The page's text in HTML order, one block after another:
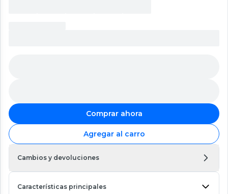
Comprar ahora
Agregar al carro
Cambios y devoluciones
Características principales